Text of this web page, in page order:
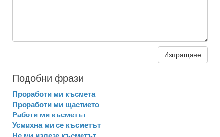
Изпращане
Подобни фрази
Проработи ми късмета
Проработи ми щастието
Работи ми късметът
Усмихна ми се късметът
Не ми излезе късметът